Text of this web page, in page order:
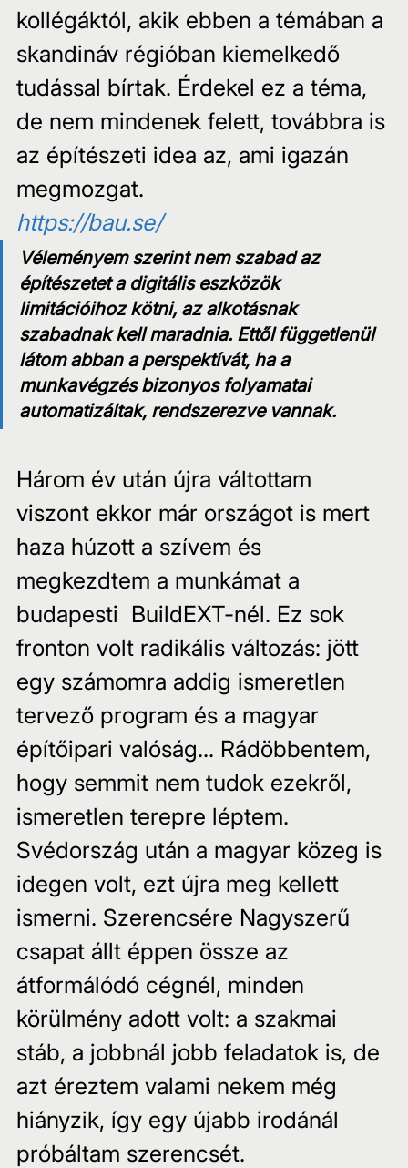
kollégáktól, akik ebben a témában a
skandináv régióban kiemelkedő
tudással bírtak. Érdekel ez a téma,
de nem mindenek felett, továbbra is
az építészeti idea az, ami igazán
megmozgat.
https://bau.se/
Véleményem szerint nem szabad az
építészetet a digitális eszközök
limitációihoz kötni, az alkotásnak
szabadnak kell maradnia. Ettől függetlenül
látom abban a perspektívát, ha a
munkavégzés bizonyos folyamatai
automatizáltak, rendszerezve vannak.
Három év után újra váltottam
viszont ekkor már országot is mert
haza húzott a szívem és
megkezdtem a munkámat a
budapesti  BuildEXT-nél. Ez sok
fronton volt radikális változás: jött
egy számomra addig ismeretlen
tervező program és a magyar
építőipari valóság... Rádöbbentem,
hogy semmit nem tudok ezekről,
ismeretlen terepre léptem.
Svédország után a magyar közeg is
idegen volt, ezt újra meg kellett
ismerni. Szerencsére Nagyszerű
csapat állt éppen össze az
átformálódó cégnél, minden
körülmény adott volt: a szakmai
stáb, a jobbnál jobb feladatok is, de
azt éreztem valami nekem még
hiányzik, így egy újabb irodánál
próbáltam szerencsét.